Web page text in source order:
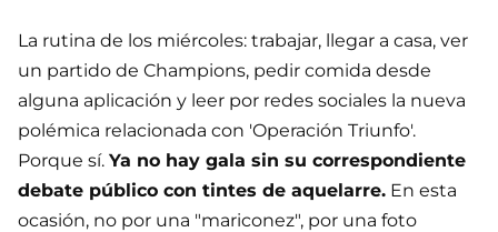
La rutina de los miércoles: trabajar, llegar a casa, ver
un partido de Champions, pedir comida desde
alguna aplicación y leer por redes sociales la nueva
polémica relacionada con 'Operación Triunfo'.
Porque sí. Ya no hay gala sin su correspondiente
debate público con tintes de aquelarre. En esta
ocasión, no por una "mariconez", por una foto